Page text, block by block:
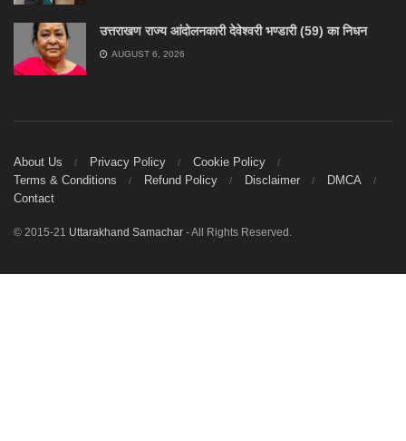
उत्तराखण राज्य आंदोलनकारी देवेश्वरी भण्डारी (59) का निधन
AUGUST 6, 2026
About Us Privacy Policy
Cookie Policy
Terms & Conditions
Refund Policy Disclaimer
DMCA
Contact
© 2015-21 Uttarakhand Samachar - All Rights Reserved.